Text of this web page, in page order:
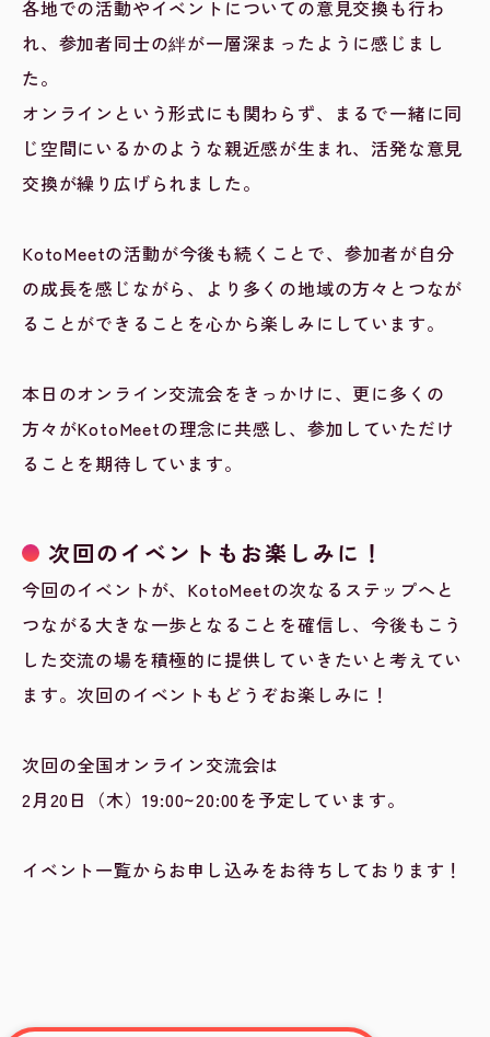
各地での活動やイベントについての意見交換も行わ
れ、参加者同士の絆が一層深まったように感じまし
た。
オンラインという形式にも関わらず、まるで一緒に同
じ空間にいるかのような親近感が生まれ、活発な意見
交換が繰り広げられました。
KotoMeetの活動が今後も続くことで、参加者が自分
の成長を感じながら、より多くの地域の方々とつなが
ることができることを心から楽しみにしています。
本日のオンライン交流会をきっかけに、更に多くの
方々がKotoMeetの理念に共感し、参加していただけ
ることを期待しています。
次回のイベントもお楽しみに！
今回のイベントが、KotoMeetの次なるステップへと
つながる大きな一歩となることを確信し、今後もこう
した交流の場を積極的に提供していきたいと考えてい
ます。次回のイベントもどうぞお楽しみに！
次回の全国オンライン交流会は
2月20日（木）19:00~20:00を予定しています。
イベント一覧からお申し込みをお待ちしております！